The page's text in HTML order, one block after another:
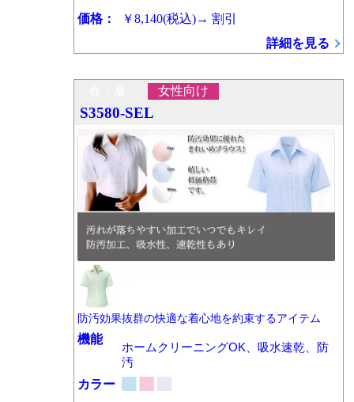
価格：
￥8,140(税込)→割引
詳細を見る
S3580-SEL
女性向け
防汚効果抜群の快適な着心地を約束するアイテム
機能
ホームクリーニングOK、吸水速乾、防
汚
カラー